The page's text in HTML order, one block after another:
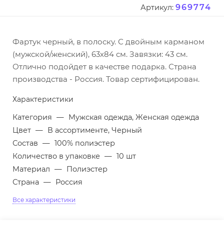
Артикул: 969774
Фартук черный, в полоску. С двойным карманом
(мужской/женский), 63х84 см. Завязки: 43 см.
Отлично подойдет в качестве подарка. Страна
производства - Россия. Товар сертифицирован.
Характеристики
Категория — Мужская одежда, Женская одежда
Цвет — В ассортименте, Черный
Состав — 100% полиэстер
Количество в упаковке — 10 шт
Материал — Полиэстер
Страна — Россия
Все характеристики